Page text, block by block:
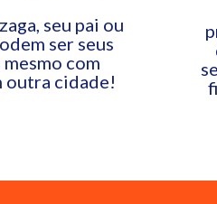
seu pai ou
ser seus
com
outra cidade!